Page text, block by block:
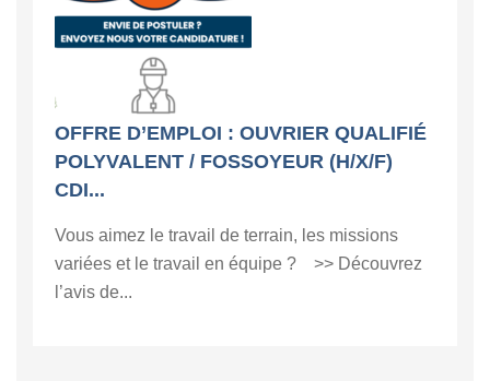
OFFRE D’EMPLOI : OUVRIER QUALIFIÉ
POLYVALENT / FOSSOYEUR (H/X/F)
CDI...
Vous aimez le travail de terrain, les missions
variées et le travail en équipe ? >> Découvrez
l’avis de...